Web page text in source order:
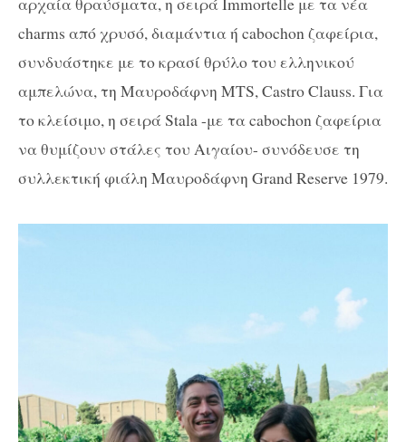
charms από χρυσό, διαμάντια ή cabochon ζαφείρια,
συνδυάστηκε με το κρασί θρύλο του ελληνικού
αμπελώνα, τη Μαυροδάφνη MΤS, Castro Clauss. Για
το κλείσιμο, η σειρά Stala -με τα cabochon ζαφείρια
να θυμίζουν στάλες του Αιγαίου- συνόδευσε τη
συλλεκτική φιάλη Μαυροδάφνη Grand Reserve 1979.